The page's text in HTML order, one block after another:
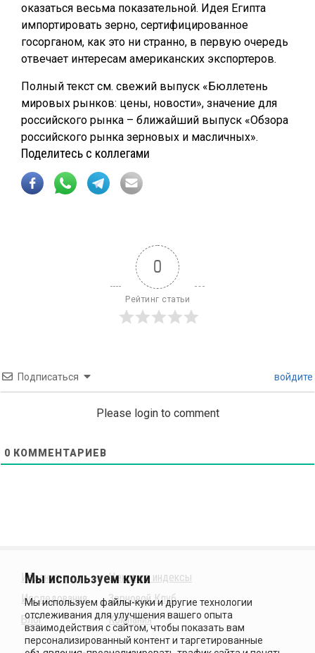
оказаться весьма показательной. Идея Египта
импортировать зерно, сертифицированное
госорганом, как это ни странно, в первую очередь
отвечает интересам американских экспортеров.
Полный текст см. свежий выпуск «Бюллетень
мировых рынков: цены, новости», значение для
российского рынка – ближайший выпуск «Обзора
российского рынка зерновых и масличных».
Поделитесь с коллегами
0
Рейтинг статьи
Подписаться войдите
Please login to comment
0 КОММЕНТАРИЕВ
Издания
Исследования
Блог
Ценовые индексы
Зерновой Клуб
Компания